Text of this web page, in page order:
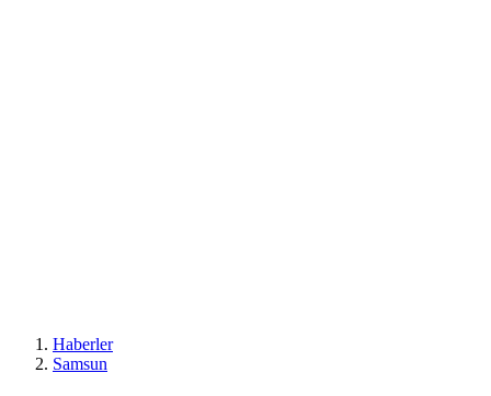
Haberler
Samsun